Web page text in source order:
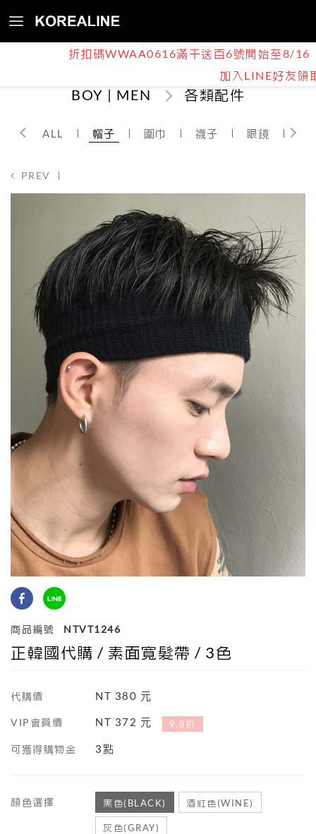
折扣碼WWAA0616滿千送百6號開始至8/16
加入LINE好友領
BOY | MEN 各類配件
ALL 帽子 圍巾 襪子 眼鏡
PREV
商品編號 NTVT1246
正韓國代購 / 素面寬髮帶 / 3色
代購價 NT 380 元
VIP會員價 NT 372 元 9.8折
可獲得購物金 3點
顏色選擇 黑色(BLACK) 酒紅色(WINE)
灰色(GRAY)